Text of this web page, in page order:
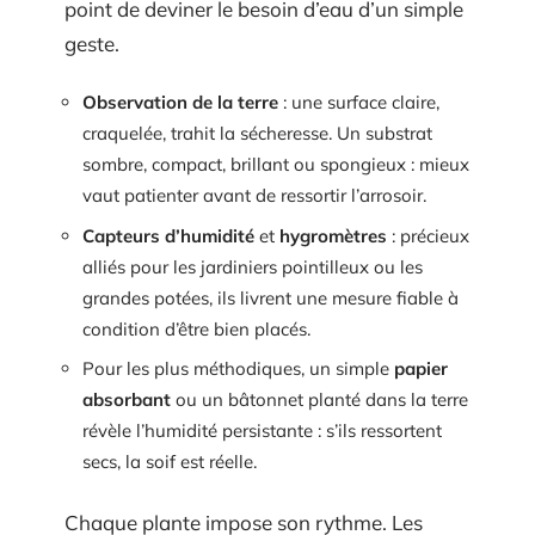
point de deviner le besoin d’eau d’un simple
geste.
Observation de la terre : une surface claire,
craquelée, trahit la sécheresse. Un substrat
sombre, compact, brillant ou spongieux : mieux
vaut patienter avant de ressortir l’arrosoir.
Capteurs d’humidité et hygromètres : précieux
alliés pour les jardiniers pointilleux ou les
grandes potées, ils livrent une mesure fiable à
condition d’être bien placés.
Pour les plus méthodiques, un simple papier
absorbant ou un bâtonnet planté dans la terre
révèle l’humidité persistante : s’ils ressortent
secs, la soif est réelle.
Chaque plante impose son rythme. Les